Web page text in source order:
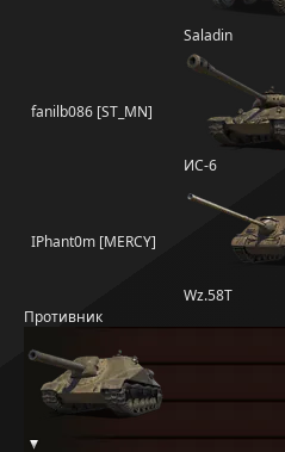
Saladin
fanilb086 [ST_MN]
ИС-6
IPhant0m [MERCY]
Wz.58Т
Противник